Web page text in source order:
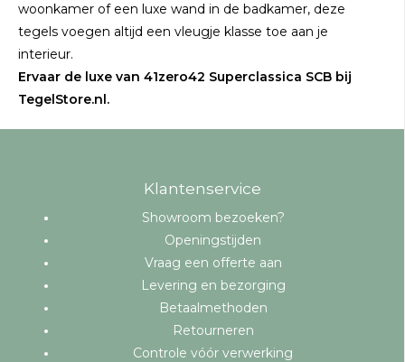
woonkamer of een luxe wand in de badkamer, deze
tegels voegen altijd een vleugje klasse toe aan je
interieur.
Ervaar de luxe van 41zero42 Superclassica SCB bij
TegelStore.nl.
Klantenservice
Showroom bezoeken?
Openingstijden
Vraag een offerte aan
Levering en bezorging
Betaalmethoden
Retourneren
Controle vóór verwerking